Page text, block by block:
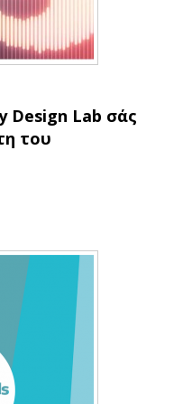
Design Lab σάς
του